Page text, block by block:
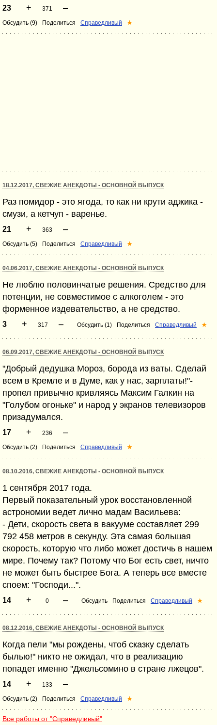
23 + 371 –
Обсудить (9) Поделиться Справедливый ★
18.12.2017, СВЕЖИЕ АНЕКДОТЫ - ОСНОВНОЙ ВЫПУСК
Раз помидор - это ягода, то как ни крути аджика -
смузи, а кетчуп - варенье.
21 + 363 –
Обсудить (5) Поделиться Справедливый ★
04.06.2017, СВЕЖИЕ АНЕКДОТЫ - ОСНОВНОЙ ВЫПУСК
Не люблю половинчатые решения. Средство для
потенции, не совместимое с алкоголем - это
форменное издевательство, а не средство.
3 + 317 – Обсудить (1) Поделиться Справедливый ★
06.09.2017, СВЕЖИЕ АНЕКДОТЫ - ОСНОВНОЙ ВЫПУСК
"Добрый дедушка Мороз, борода из ваты. Сделай
всем в Кремле и в Думе, как у нас, зарплаты!"-
пропел привычно кривляясь Максим Галкин на
"Голубом огоньке" и народ у экранов телевизоров
призадумался.
17 + 236 –
Обсудить (2) Поделиться Справедливый ★
08.10.2016, СВЕЖИЕ АНЕКДОТЫ - ОСНОВНОЙ ВЫПУСК
1 сентября 2017 года.
Первый показательный урок восстановленной
астрономии ведет лично мадам Васильева:
- Дети, скорость света в вакууме составляет 299
792 458 метров в секунду. Эта самая большая
скорость, которую что либо может достичь в нашем
мире. Почему так? Потому что Бог есть свет, ничто
не может быть быстрее Бога. А теперь все вместе
споем: "Господи...".
14 + 0 – Обсудить Поделиться Справедливый ★
08.12.2016, СВЕЖИЕ АНЕКДОТЫ - ОСНОВНОЙ ВЫПУСК
Когда пели "мы рождены, чтоб сказку сделать
былью!" никто не ожидал, что в реализацию
попадет именно "Джельсомино в стране лжецов".
14 + 133 –
Обсудить (2) Поделиться Справедливый ★
Все работы от "Справедливый"